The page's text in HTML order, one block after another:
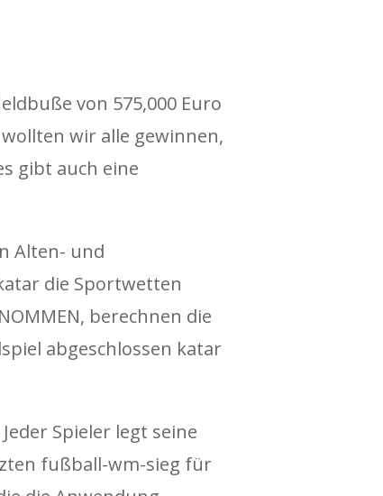
von 575,000 Euro
wir alle gewinnen,
gibt auch eine
Alten- und
die Sportwetten
berechnen die
abgeschlossen katar
Spieler legt seine
fußball-wm-sieg für